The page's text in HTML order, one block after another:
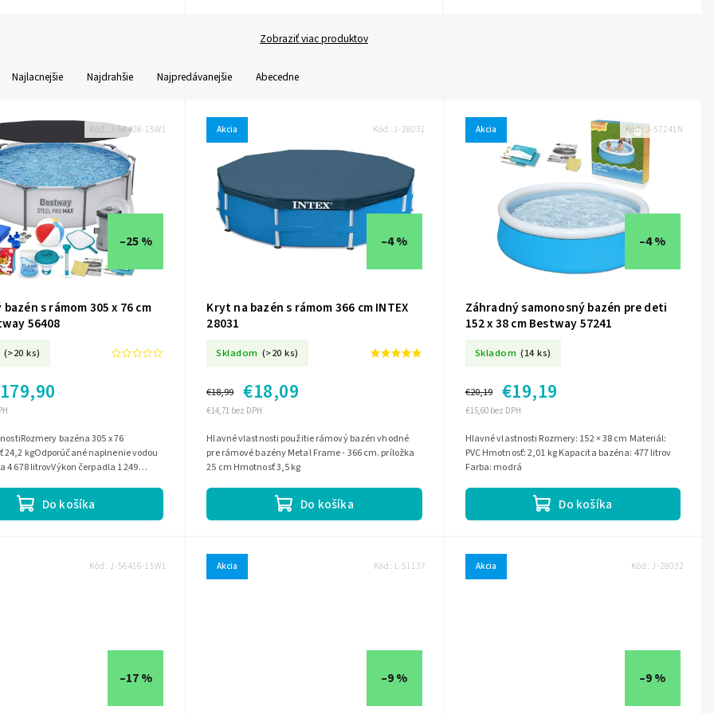
Zobraziť viac produktov
Najlacnejšie Najdrahšie Najpredávanejšie Abecedne
–25 %
s rámom 305 x 76 cm
56408
(>20 ks)
Do košíka
bazéna 305 x 76
24,2 kgOdporúčané naplnenie vodou
4 678 litrovVýkon čerpadla 1 249
Kód: J-56408-15W1 Akcia
–4 %
Kryt na bazén s rámom 366 cm INTEX
28031
Skladom (>20 ks)
€14,71 bez DPH
€18,99 €18,09
Do košíka
Hlavné vlastnosti použitie rámový bazén vhodné
pre rámové bazény Metal Frame - 366 cm. príložka
25 cm Hmotnosť 3,5 kg
Kód: J-28031 Akcia
–4 %
Záhradný samonosný bazén pre deti
152 x 38 cm Bestway 57241
Skladom (14 ks)
€15,60 bez DPH
€20,19 €19,19
Do košíka
Hlavné vlastnosti Rozmery: 152 × 38 cm Materiál:
PVC Hmotnosť: 2,01 kg Kapacita bazéna: 477 litrov
Farba: modrá
Kód: J-57241N
–17 %
Kód:J-56416-15W1 Akcia
–9 %
Kód: L-51137 Akcia
–9 %
Kód: J-28032